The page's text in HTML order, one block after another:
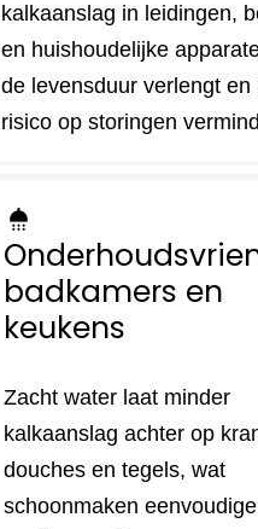
kalkaanslag in leidingen,
en huishoudelijke
de levensduur verlengt en
risico op storingen
shower
badkamers en
keukens
Zacht water laat minder
kalkaanslag achter op
douches en tegels, wat
schoonmaken